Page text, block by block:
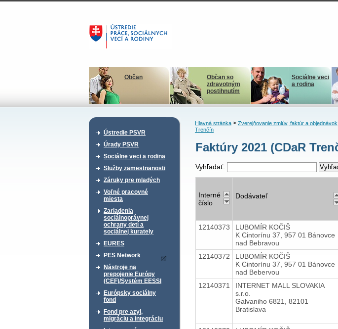
Občan
Občan so
zdravotným
postihnutím
Sociálne veci
a rodina
Ústredie PSVR
Úrady PSVR
Sociálne veci a rodina
Služby zamestnanosti
Záruky pre mladých
Voľné pracovné
miesta
Zariadenia
sociálnoprávnej
ochrany detí a
sociálnej kurately
EURES
PES Network
Nástroje na
prepojenie Európy
(CEF)/Systém EESSI
Európsky sociálny
fond
Fond pre azyl,
migráciu a integráciu
Hlavná stránka> Zverejňovanie zmlúv, faktúr a objednávok
Trenčín
Faktúry 2021 (CDaR
Vyhľadať:
Interné
číslo
Dodávateľ
12140373
LUBOMÍR KOČIŠ
K Cintorínu 37, 957 01 Bánovce
nad Bebravou
12140372
LUBOMÍR KOČIŠ
K Cintorínu 37, 957 01 Bánovce
nad Bebervou
12140371
INTERNET MALL SLOVAKIA
s.r.o.
Galvaniho 6821, 82101
Bratislava